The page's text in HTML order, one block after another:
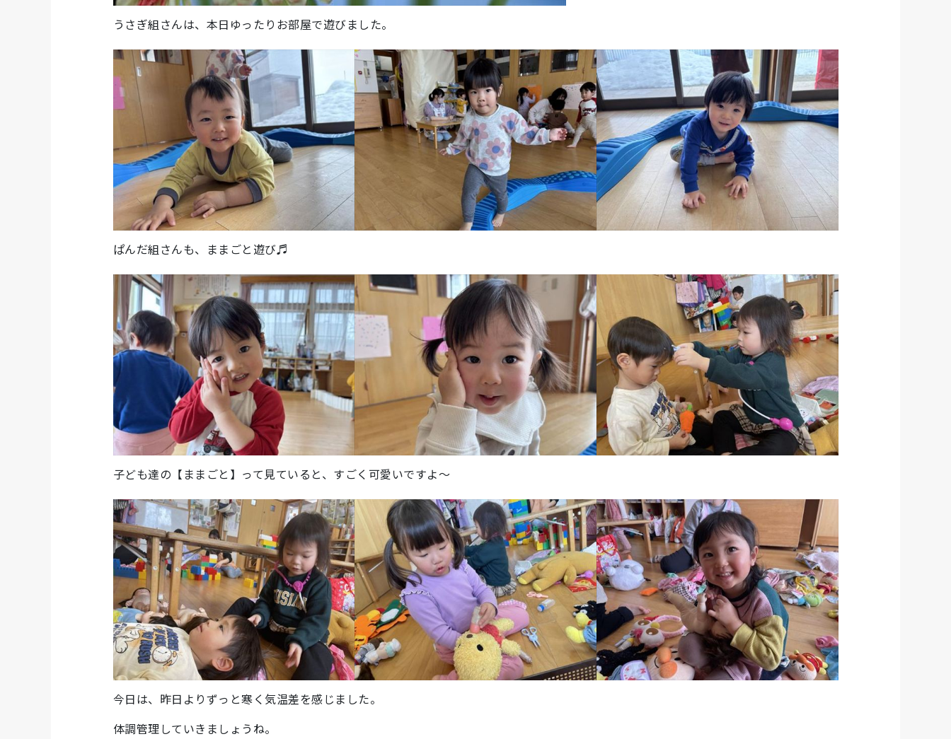
うさぎ組さんは、本日ゆったりお部屋で遊びました。
ぱんだ組さんも、ままごと遊び♬
子ども達の【ままごと】って見ていると、すごく可愛いですよ～
今日は、昨日よりずっと寒く気温差を感じました。
体調管理していきましょうね。